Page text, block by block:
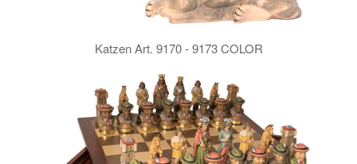
Katzen Art. 9170 - 9173 COLOR